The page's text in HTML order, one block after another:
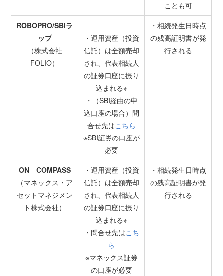
ことも可
ROBOPRO/SBIラ
ップ
（株式会社
FOLIO）
・運用資産（投資
信託）は全額売却
され、代表相続人
の証券口座に振り
込まれる※
・（SBI経由の申
込口座の場合）問
合せ先はこちら
※SBI証券の口座が
必要
・相続発生日時点
の残高証明書が発
行される
ON COMPASS
（マネックス・ア
セットマネジメン
ト株式会社）
・運用資産（投資
信託）は全額売却
され、代表相続人
の証券口座に振り
込まれる※
・問合せ先はこち
ら
※マネックス証券
の口座が必要
・相続発生日時点
の残高証明書が発
行される